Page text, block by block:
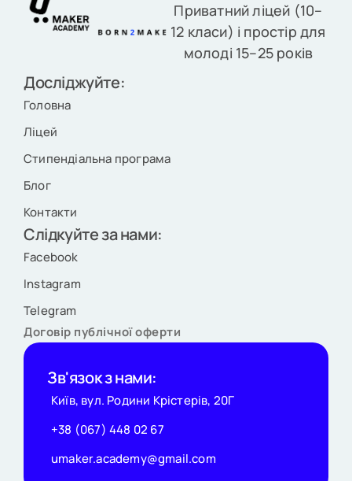
Приватний ліцей (10–
12 класи) і простір для
молоді 15–25 років
Досліджуйте:
Головна
Ліцей
Стипендіальна програма
Блог
Контакти
Слідкуйте за нами:
Facebook
Instagram
Telegram
Договір публічної оферти
Зв'язок з нами:
Київ, вул. Родини Крістерів, 20Г
+38 (067) 448 02 67
umaker.academy@gmail.com